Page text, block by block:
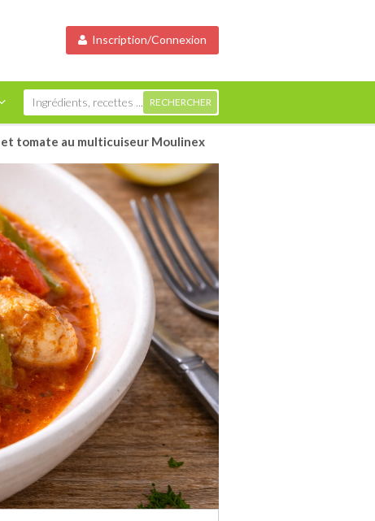
Inscription/Connexion
tomate au multicuiseur Moulinex